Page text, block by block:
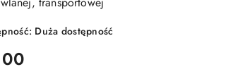
Duża dostępność